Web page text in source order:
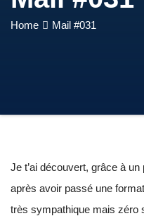
Home Mail #031
Je t’ai découvert, grâce à un
après avoir passé une
très sympathique mais zéro